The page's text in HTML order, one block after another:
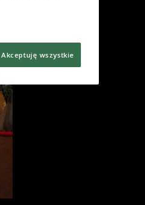
Akceptuję wszystkie